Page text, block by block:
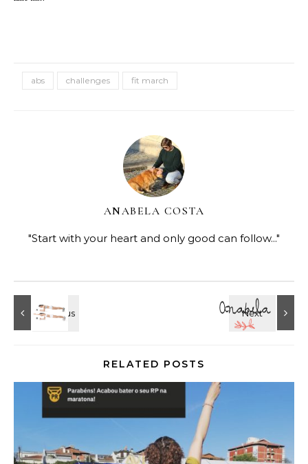
abs challenges fit march
ANABELA COSTA
"Start with your heart and only good can follow..."
RELATED POSTS